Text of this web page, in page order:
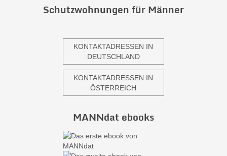
Schutzwohnungen für Männer
KONTAKTADRESSEN IN
DEUTSCHLAND
KONTAKTADRESSEN IN
ÖSTERREICH
MANNdat ebooks